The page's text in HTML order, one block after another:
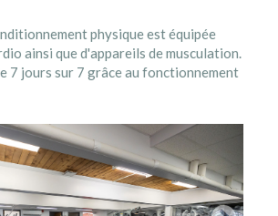
physique est équipée
ainsi que d'appareils de musculation.
7 jours sur 7 grâce au fonctionnement